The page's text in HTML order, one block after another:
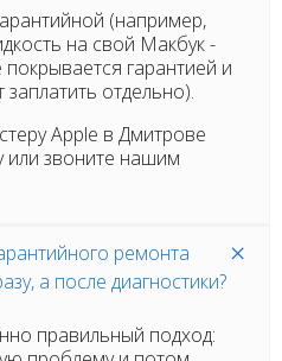
(например,
на свой Макбук -
гарантией и
отдельно).
Apple в Дмитрове
или звоните нашим
ремонта
а после диагностики?
правильный подход: